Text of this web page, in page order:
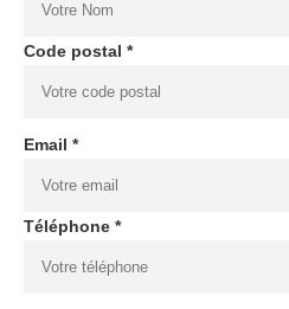
Code postal *
Email *
Téléphone *